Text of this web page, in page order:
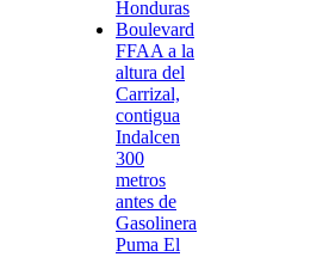
Honduras
Boulevard
FFAA a la
altura del
Carrizal,
contigua
Indalcen
300
metros
antes de
Gasolinera
Puma El